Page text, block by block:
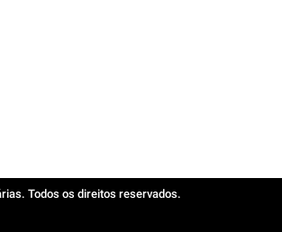
Todos os direitos reservados.